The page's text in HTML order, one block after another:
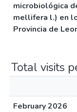
microbiológica
mellifera l.) en
Provincia de
Total visits
February 2026